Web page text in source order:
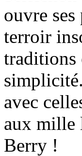
ouvre
terroir
traditions
avec
aux mille
Berry !